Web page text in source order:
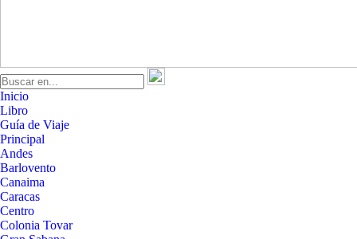
Inicio
Libro
Guía de Viaje
Principal
Andes
Barlovento
Canaima
Caracas
Centro
Colonia Tovar